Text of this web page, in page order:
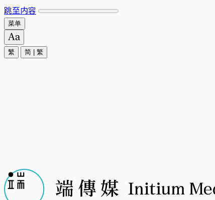
跳至内容
菜单
繁 简 繁